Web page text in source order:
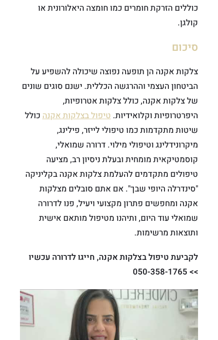
כוללים הזרקת חומרים כמו חומצה היאלורונית או
קולגן.
סיכום
צלקות אקנה הן תופעה נפוצה שיכולה להשפיע על
הביטחון העצמי וההרגשה הכללית. ישנם סוגים שונים
של צלקות אקנה, כולל צלקות אטרופיות,
היפרטרופיות וקלואידיות. טיפול בצלקות אקנה כולל
שיטות מתקדמות כמו טיפולי לייזר, פילינג,
מיקרונידלינג וטיפולי מילוי. דרורה שמואלי,
קוסמטיקאית מומחית ובעלת ניסיון רב, מציעה
טיפולים מתקדמים להעלמת צלקות אקנה בקליניקה
"סינדרלה היופי שבך". אם אתם סובלים מצלקות
אקנה ומחפשים פתרון מקצועי ויעיל, פנו לדרורה
שמואלי עוד היום, ותיהנו מטיפול מותאם אישית
ותוצאות מרשימות.
לקביעת טיפול בצלקות אקנה, חייגו לדרורה עכשיו
>> 050-358-1765